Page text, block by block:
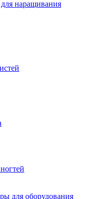
наращивания
для оборудования